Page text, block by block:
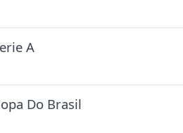
A
Do Brasil